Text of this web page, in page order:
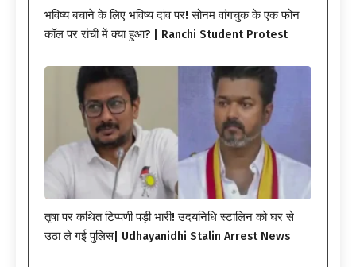
भविष्य बचाने के लिए भविष्य दांव पर! सोनम वांगचुक के एक फोन
कॉल पर रांची में क्या हुआ? | Ranchi Student Protest
तृषा पर कथित टिप्पणी पड़ी भारी! उदयनिधि स्टालिन को घर से
उठा ले गई पुलिस| Udhayanidhi Stalin Arrest News